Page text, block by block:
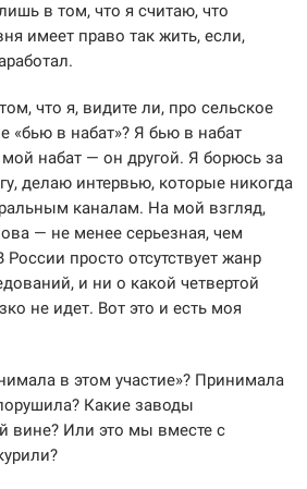
в том, что я считаю, что
имеет право так жить, если,
что я, видите ли, про сельское
«бью в набат»? Я бью в набат
набат — он другой. Я борюсь за
делаю интервью, которые никогда
каналам. На мой взгляд,
— не менее серьезная, чем
просто отсутствует жанр
и ни о какой четвертой
не идет. Вот это и есть моя
в этом участие»? Принимала
Какие заводы
вине? Или это мы вместе с